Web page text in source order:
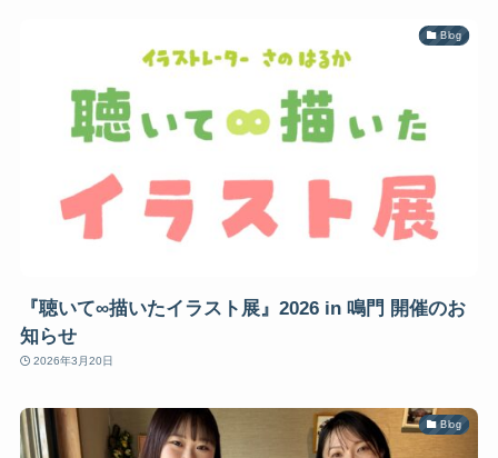
Blog
『聴いて∞描いたイラスト展』2026 in 鳴門 開催のお
知らせ
2026年3月20日
Blog